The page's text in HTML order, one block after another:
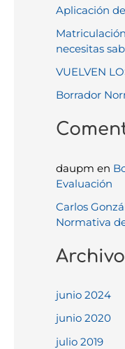
o
Aplicación
necesitas
VUELVEN
Borrador
daupm en
Evaluación
Carlos
Normativa
junio 2024
junio 2020
julio 2019